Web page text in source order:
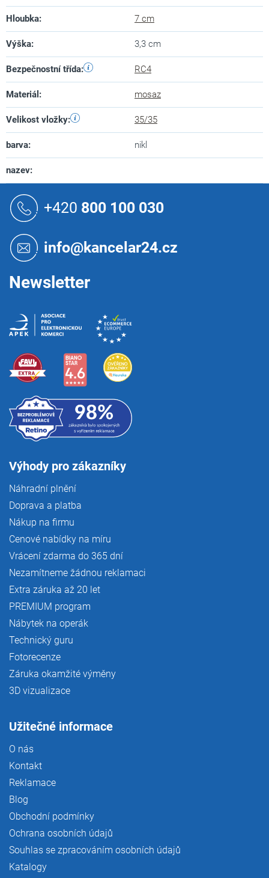
Hloubka: 7 cm
Výška: 3,3 cm
Bezpečnostní třída: RC4
Materiál : mosaz
Velikost vložky: 35/35
barva: nikl
nazev:
+420 800 100 030
info@kancelar24.cz
Newsletter
Výhody pro zákazníky
Náhradní plnění
Doprava a platba
Nákup na firmu
Cenové nabídky na míru
Vrácení zdarma do 365 dní
Nezamítneme žádnou reklamaci
Extra záruka až 20 let
PREMIUM program
Nábytek na operák
Technický guru
Fotorecenze
Záruka okamžité výměny
3D vizualizace
Užitečné informace
O nás
Kontakt
Reklamace
Blog
Obchodní podmínky
Ochrana osobních údajů
Souhlas se zpracováním osobních údajů
Katalogy